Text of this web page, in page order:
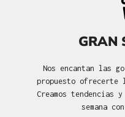
GRAN
Nos encantan las
propuesto ofrecerte
Creamos tendencias
semana